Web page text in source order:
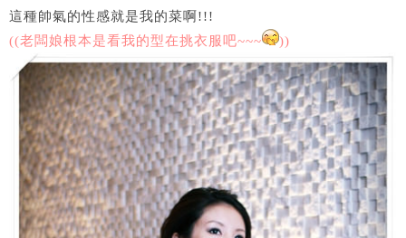
這種帥氣的性感就是我的菜啊!!!
((老闆娘根本是看我的型在挑衣服吧~~~
))